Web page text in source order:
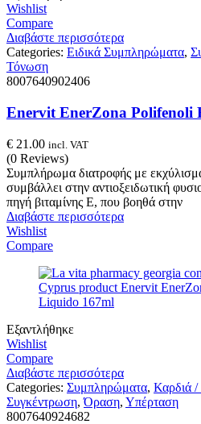
Wishlist
Compare
Διαβάστε περισσότερα
Categories: Ειδικά Συμπληρώματα,
Τόνωση
8007640902406
Enervit EnerZona Polifenoli
€ 21.00 incl. VAT
(0 Reviews)
Συμπλήρωμα διατροφής με
συμβάλλει στην αντιοξειδωτική
πηγή βιταμίνης Ε, που βοηθά στην
Διαβάστε περισσότερα
Wishlist
Compare
Εξαντλήθηκε
Wishlist
Compare
Διαβάστε περισσότερα
Categories: Συμπληρώματα, Καρδιά
Συγκέντρωση,Όραση, Υπέρταση
8007640924682